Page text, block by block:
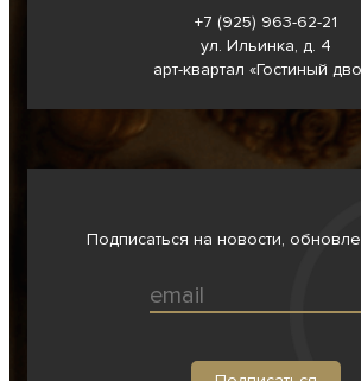
+7 (925) 963-62-21
ул. Ильинка, д. 4
арт-квартал «Гостиный
Подписаться на новости,